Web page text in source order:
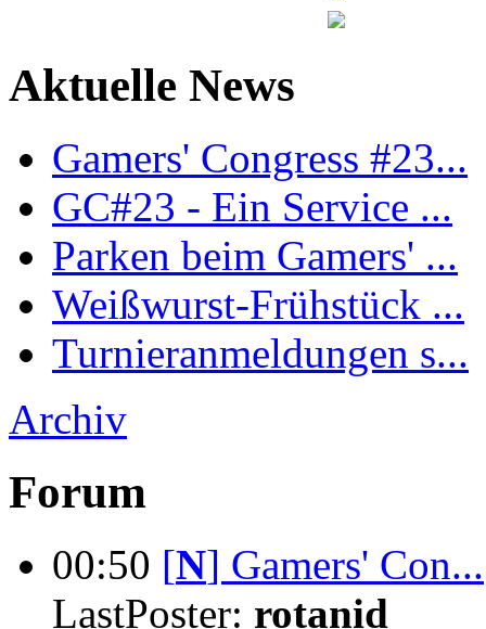
Aktuelle News
Gamers' Congress #23...
GC#23 - Ein Service ...
Parken beim Gamers' ...
Weißwurst-Frühstück ...
Turnieranmeldungen s...
Archiv
Forum
00:50 [N] Gamers' Con...
LastPoster: rotanid